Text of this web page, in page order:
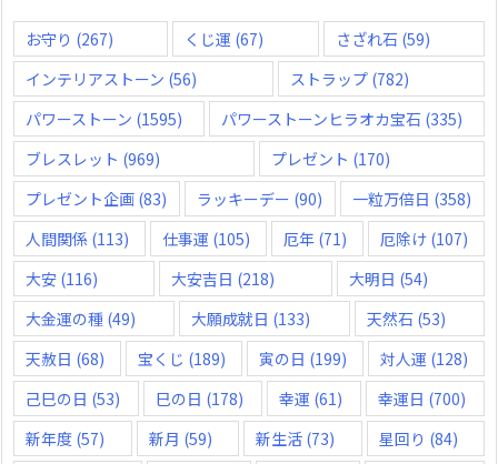
お守り (267) くじ運 (67) さざれ石 (59)
インテリアストーン (56) ストラップ(782)
パワーストーン (1595) パワーストーンヒラオカ宝石 (335)
ブレスレット (969) プレゼント (170)
プレゼント企画 (83) ラッキーデー (90) 一粒万倍日 (358)
人間関係 (113) 仕事運 (105) 厄年 (71) 厄除け (107)
大安 (116) 大安吉日 (218) 大明日 (54)
大金運の種 (49) 大願成就日 (133) 天然石 (53)
天赦日 (68) 宝くじ (189) 寅の日 (199) 対人運 (128)
己巳の日 (53) 巳の日 (178) 幸運 (61) 幸運日 (700)
新年度 (57) 新月 (59) 新生活 (73) 星回り (84)